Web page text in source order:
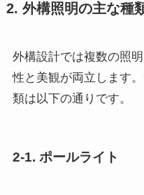
2. 外構照明の主な種
外構設計では複数の照
性と美観が両立します
類は以下の通りです。
2-1. ポールライト